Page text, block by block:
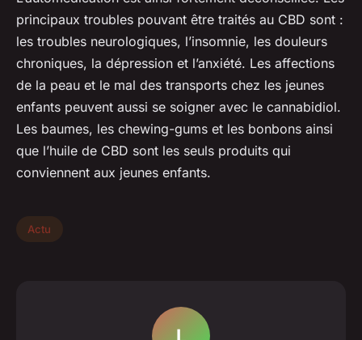
principaux troubles pouvant être traités au CBD sont :
les troubles neurologiques, l’insomnie, les douleurs
chroniques, la dépression et l’anxiété. Les affections
de la peau et le mal des transports chez les jeunes
enfants peuvent aussi se soigner avec le cannabidiol.
Les baumes, les chewing-gums et les bonbons ainsi
que l’huile de CBD sont les seuls produits qui
conviennent aux jeunes enfants.
Actu
L